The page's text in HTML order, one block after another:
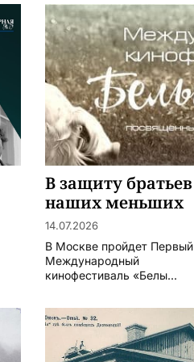
В защиту братьев
наших меньших
14.07.2026
В Москве пройдет Первый
Международный
кинофестиваль «Белы...